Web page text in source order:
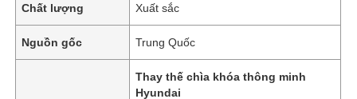
Chất lượng Xuất sắc
Nguồn gốc Trung Quốc
Thay thế chìa khóa thông minh
Hyundai